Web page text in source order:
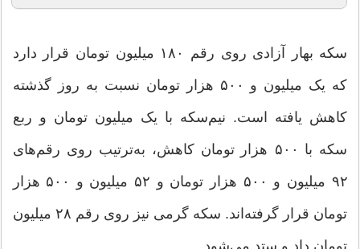
سکه بهار آزادی روی رقم ۱۸۰ میلیون تومان قرار دارد
که یک میلیون و ۵۰۰ هزار تومان نسبت به روز گذشته
کاهش یافته است. نیم‌سکه با یک میلیون تومان و ربع
سکه با ۵۰۰ هزار تومان کاهش، به‌ترتیب روی رقم‌های
۹۲ میلیون و ۵۰۰ هزار تومان و ۵‍۲ میلیون و ۵۰۰ هزار
تومان قرار گرفته‌اند. سکه گرمی نیز روی رقم ۲۸ میلیون
تومان داد و ستد می‌شود.